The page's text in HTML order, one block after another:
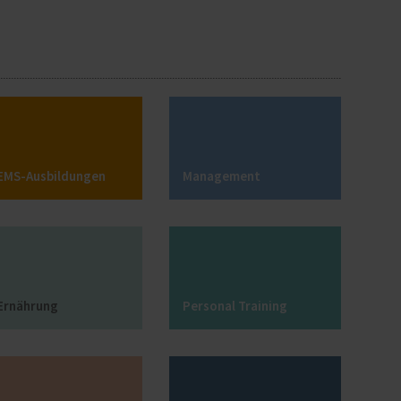
Ausbildungen Management
Personal Training